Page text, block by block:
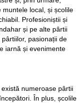
local, și școlile
Profesioniștii și
și pe alte pârtii
pasionații de
iarnă și evenimente
există numeroase pârtii
În plus, școlile